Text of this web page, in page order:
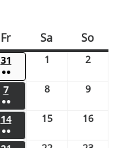
Fr Sa So
31
●●
1 2
7
●●
8 9
14
●●
15 16